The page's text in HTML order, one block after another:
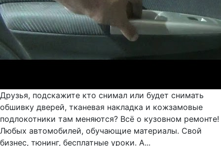
Друзья, подскажите кто снимал или будет снимать
обшивку дверей, тканевая накладка и кожзамовые
подлокотники там меняются? Всё о кузовном ремонте!
Любых автомобилей, обучающие материалы. Свой
бизнес, тюнинг, бесплатные уроки. А...